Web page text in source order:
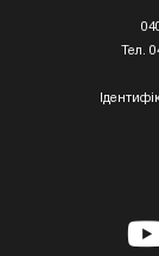
Тел.